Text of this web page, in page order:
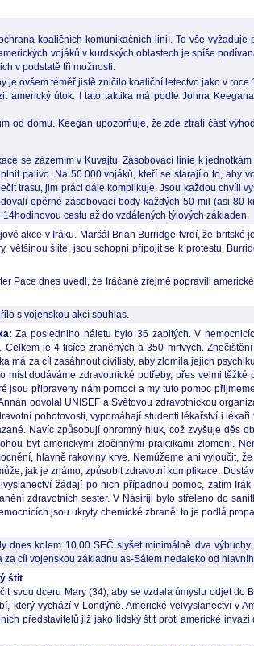
koaličních komunikačních linií. To vše
vojáků v kurdských oblastech je spíše
v podstatě tři možnosti.
je ovšem téměř jistě zničilo koaliční letectvo jako v roce
americký útok. I tato taktika má podle Johna
od domu. Keegan upozorňuje, že zde ztratí část
se zázemím v Kuvajtu. Zásobovací linie k
palivo. Na 50.000 vojáků, kteří se starají o to, aby
trasu, jim práci dále komplikuje. Jsou každou chvíli
opěrné zásobovací body každých 50 mil (asi 80
cestu až do vzdálených týlových základen.
akce v Iráku. Maršál Brian Burridge tvrdí, že britské
, většinou šíité, jsou schopni připojit se k protestu.
Pace dnes uvedl, že Iráčané zřejmě popravili
s vojenskou akcí souhlas.
Za posledniho náletu bylo 36 zabitých. V
je 4 tisíce zraněných a 350 mrtvých.
má za cíl zasáhnout civilisty, aby zlomila jejich
dodáváme zdravotnické potřeby, přes velmi
připraveny nám pomoci a my tuto pomoc
odvolal UNISEF a Světovou zdravotnickou
pohotovosti, vypomáhají studenti lékařství i
Navíc způsobují ohromný hluk, což zvyšuje děs
být americkými zločinnými praktikami zlomeni.
hlavně rakoviny krve. Nemůžeme ani vyloučit,
jak je známo, způsobit zdravotní komplikace.
žádají po nich případnou pomoc, zatím
zdravotních sester. V Násiriji bylo střeleno do
jsou ukryty chemické zbraně, to je podlá
dnes kolem 10.00 SEČ slyšet minimálně dva
cíl vojenskou základnu as-Sálem nedaleko od
štít
svou dceru Mary (34), aby se vzdala úmyslu odjet do
který vychází v Londýně. Americké velvyslanectví v
představitelů již jako lidský štít proti americké